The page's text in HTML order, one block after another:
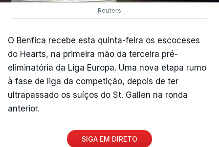
Reuters
O Benfica recebe esta quinta-feira os escoceses
do Hearts, na primeira mão da terceira pré-
eliminatória da Liga Europa. Uma nova etapa rumo
à fase de liga da competição, depois de ter
ultrapassado os suíços do St. Gallen na ronda
anterior.
SIGA EM DIRETO